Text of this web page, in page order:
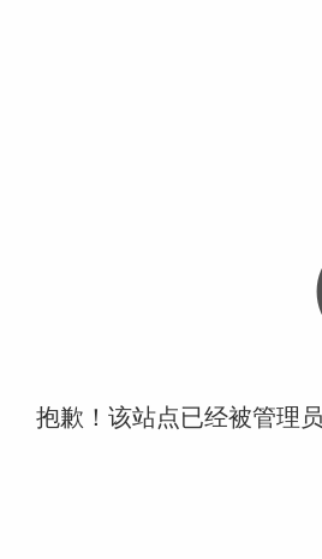
抱歉！该站点已经被管理